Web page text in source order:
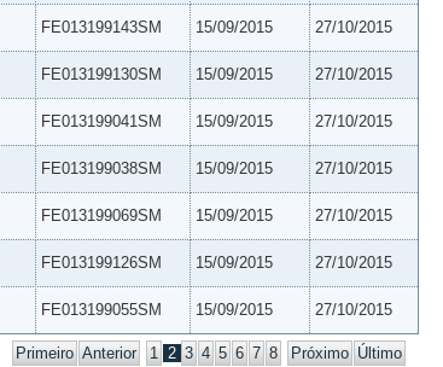
FE013199143SM 15/09/2015 27/10/2015
FE013199130SM 15/09/2015 27/10/2015
FE013199041SM 15/09/2015 27/10/2015
FE013199038SM 15/09/2015 27/10/2015
FE013199069SM 15/09/2015 27/10/2015
FE013199126SM 15/09/2015 27/10/2015
FE013199055SM 15/09/2015 27/10/2015
Primeiro Anterior 1 2 3 4 5 6 7 8 Próximo Último